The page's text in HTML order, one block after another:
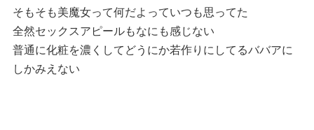
そもそも美魔女って何だよっていつも思ってた
全然セックスアピールもなにも感じない
普通に化粧を濃くしてどうにか若作りにしてるババアに
しかみえない